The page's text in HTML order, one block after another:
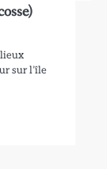
sur l’île